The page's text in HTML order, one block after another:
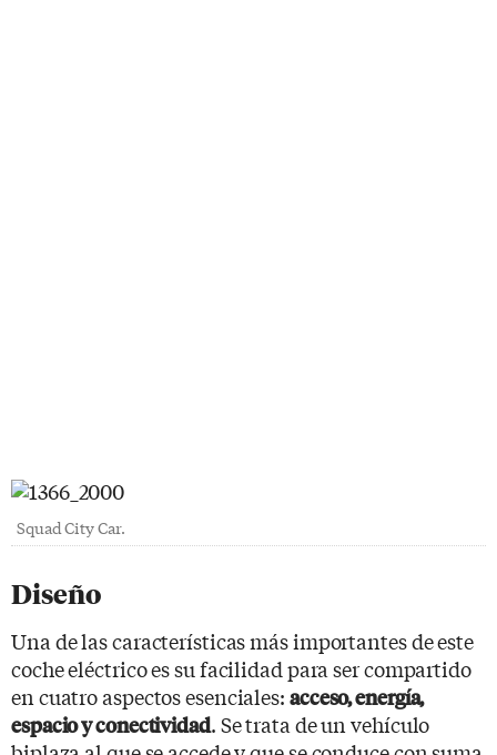
Squad City Car.
Diseño
Una de las características más importantes de este
coche eléctrico es su facilidad para ser compartido
en cuatro aspectos esenciales: acceso, energía,
espacio y conectividad. Se trata de un vehículo